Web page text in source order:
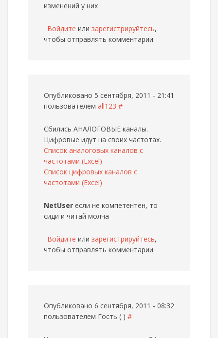
изменений у них
Войдите или зарегистрируйтесь,
чтобы отправлять комментарии
Опубликовано 5 сентября, 2011 - 21:41
пользователем all123 #
Сбились АНАЛОГОВЫЕ каналы.
Цифровые идут на своих частотах.
Список аналоговых каналов с
частотами (Excel)
Список цифровых каналов с
частотами (Excel)
NetUser если не компетентен, то
сиди и читай молча
Войдите или зарегистрируйтесь,
чтобы отправлять комментарии
Опубликовано 6 сентября, 2011 - 08:32
пользователем Гость ( ) #